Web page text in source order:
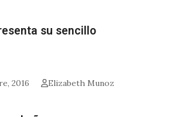
su sencillo
2016
Elizabeth Munoz